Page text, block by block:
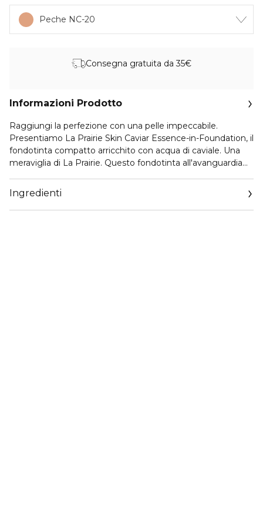
Peche NC-20
Consegna gratuita da 35€
Informazioni Prodotto
Raggiungi la perfezione con una pelle impeccabile.
Presentiamo La Prairie Skin Caviar Essence-in-Foundation, il
fondotinta compatto arricchito con acqua di caviale. Una
meraviglia di La Prairie. Questo fondotinta all'avanguardia
pigmenti avanzati e SPF 25 per un'emulsione fluida e
idratante che migliora, leviga e protegge in un unico gesto.
Scopri l'eleganza e l'innovazione con un design ricaricabile
Ingredienti